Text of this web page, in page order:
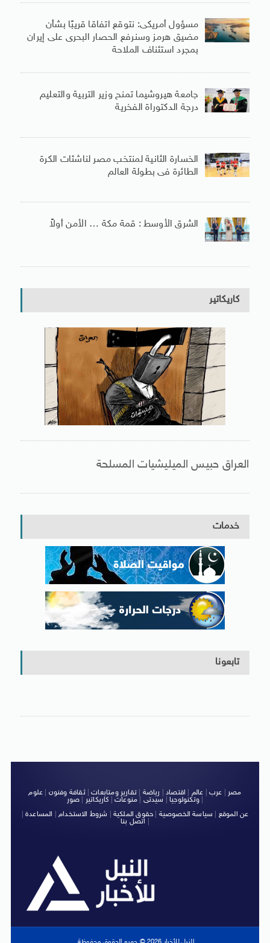
مسؤول أمريكى: نتوقع اتفاقا قريبًا بشأن
مضيق هرمز وسنرفع الحصار البحرى على إيران
بمجرد استئناف الملاحة
جامعة هيروشيما تمنح وزير التربية والتعليم
درجة الدكتوراة الفخرية
الخسارة الثانية لمنتخب مصر لناشئات الكرة
الطائرة فى بطولة العالم
الشرق الأوسط : قمة مكة … الأمن أولاً
كاريكاتير
العراق حبيس الميليشيات المسلحة
خدمات
تابعونا
مصر عرب عالم اقتصاد رياضة |تقارير ومتابعات|ثقافة وفنون
علوم
وتكنولوجيا| سيدتى منوعات كاريكاتير صور
|
عن الموقع
سياسة الخصوصية حقوق الملكية شروط الاستخدام| المساعدة|
اتصل بنا